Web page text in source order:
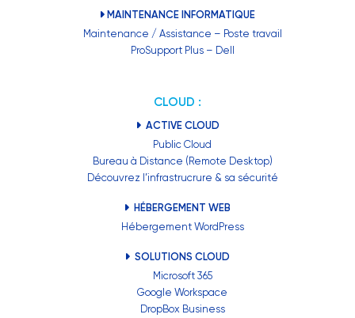
MAINTENANCE INFORMATIQUE
Maintenance / Assistance – Poste travail
ProSupport Plus – Dell
CLOUD :
ACTIVE CLOUD
Public Cloud
Bureau à Distance (Remote Desktop)
Découvrez l’infrastrucrure & sa sécurité
HÉBERGEMENT WEB
Hébergement WordPress
SOLUTIONS CLOUD
Microsoft 365
Google Workspace
DropBox Business